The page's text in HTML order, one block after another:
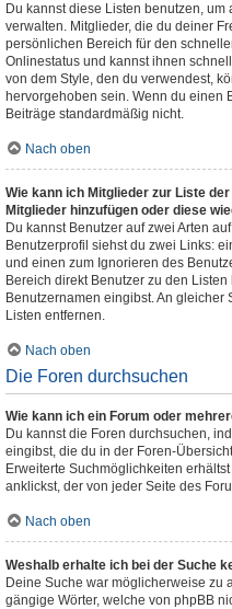
Du kannst diese Listen benutzen,
verwalten. Mitglieder, die du deiner
persönlichen Bereich für den
Onlinestatus und kannst ihnen
von dem Style, den du verwendest,
hervorgehoben sein. Wenn du einen
Beiträge standardmäßig nicht.
Nach oben
Wie kann ich Mitglieder zur Liste
Mitglieder hinzufügen oder diese
Du kannst Benutzer auf zwei Arten
Benutzerprofil siehst du zwei Links:
und einen zum Ignorieren des
Bereich direkt Benutzer zu den
Benutzernamen eingibst. An
Listen entfernen.
Nach oben
Die Foren durchsuchen
Wie kann ich ein Forum oder
Du kannst die Foren durchsuchen,
eingibst, die du in der Foren-
Erweiterte Suchmöglichkeiten
anklickst, der von jeder Seite des
Nach oben
Weshalb erhalte ich bei der Suche
Deine Suche war möglicherweise zu
gängige Wörter, welche von phpBB